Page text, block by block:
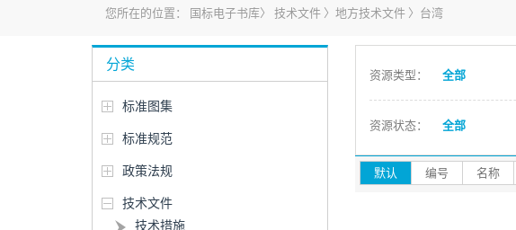
您所在的位置： 国标电子书库〉 技术文件 〉 地方技术文件 〉 台湾
分类
标准图集
标准规范
政策法规
技术文件
技术措施
资源类型： 全部
资源状态： 全部
默认 编号 名称